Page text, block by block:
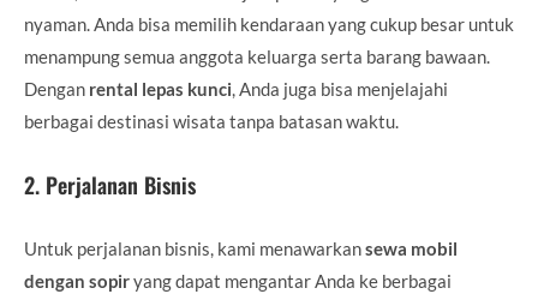
nyaman. Anda bisa memilih kendaraan yang cukup besar untuk
menampung semua anggota keluarga serta barang bawaan.
Dengan rental lepas kunci , Anda juga bisa menjelajahi
berbagai destinasi wisata tanpa batasan waktu.
2. Perjalanan Bisnis
Untuk perjalanan bisnis, kami menawarkansewa mobil
dengan sopiryang dapat mengantar Anda ke berbagai